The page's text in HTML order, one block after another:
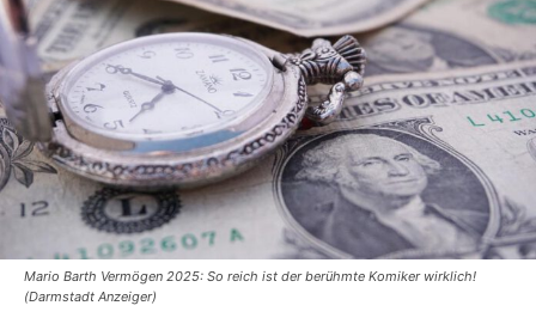
Mario Barth Vermögen 2025: So reich ist der berühmte Komiker wirklich!
(Darmstadt Anzeiger)